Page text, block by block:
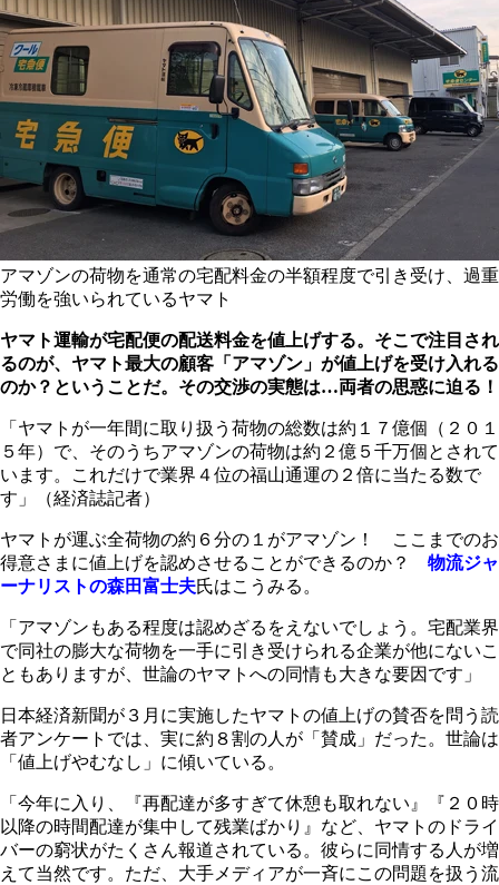
アマゾンの荷物を通常の宅配料金の半額程度で引き受け、過重
労働を強いられているヤマト
ヤマト運輸が宅配便の配送料金を値上げする。そこで注目され
るのが、ヤマト最大の顧客「アマゾン」が値上げを受け入れる
のか？ということだ。その交渉の実態は…両者の思惑に迫る！
「ヤマトが一年間に取り扱う荷物の総数は約１７億個（２０１
５年）で、そのうちアマゾンの荷物は約２億５千万個とされて
います。これだけで業界４位の福山通運の２倍に当たる数で
す」（経済誌記者）
ヤマトが運ぶ全荷物の約６分の１がアマゾン！ ここまでのお
得意さまに値上げを認めさせることができるのか？ 物流ジャ
ーナリストの森田富士夫氏はこうみる。
「アマゾンもある程度は認めざるをえないでしょう。宅配業界
で同社の膨大な荷物を一手に引き受けられる企業が他にないこ
ともありますが、世論のヤマトへの同情も大きな要因です」
日本経済新聞が３月に実施したヤマトの値上げの賛否を問う読
者アンケートでは、実に約８割の人が「賛成」だった。世論は
「値上げやむなし」に傾いている。
「今年に入り、『再配達が多すぎて休憩も取れない』『２０時
以降の時間配達が集中して残業ばかり』など、ヤマトのドライ
バーの窮状がたくさん報道されている。彼らに同情する人が増
えて当然です。ただ、大手メディアが一斉にこの問題を扱う流